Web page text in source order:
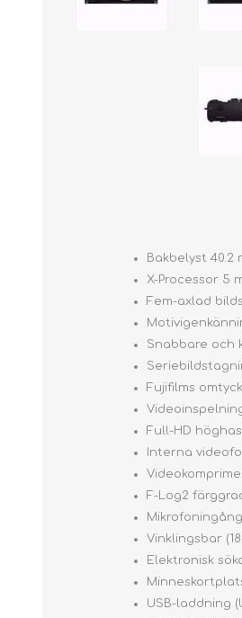
Bakbelyst 40.2
X-Processor 5
Fem-axlad
Snabbare och
Fujifilms
Full-HD
Interna
F-Log2
Vinklingsbar
Elektronisk
USB-laddning